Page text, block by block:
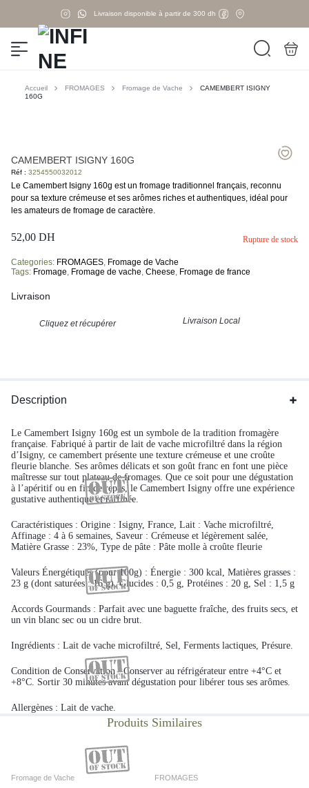
Livraison disponible à partir de 300 dh
Accueil FROMAGES Fromage de Vache
CAMEMBERT ISIGNY
160G
CAMEMBERT ISIGNY 160G
Réf : 3254550032012
Le Camembert Isigny 160g est un fromage traditionnel français, reconnu
pour sa texture crémeuse et ses arômes riches et authentiques, idéal pour
les amateurs de fromage de caractère.
52,00 DH Rupture de stock
Categories: FROMAGES, Fromage de Vache
Tags: Fromage, Fromage de vache, Cheese, Fromage de france
Livraison
Cliquez et récupérer Livraison Local
Description
Le Camembert Isigny 160g est un symbole de la tradition fromagère
française. Fabriqué à partir de lait de vache microfiltré dans la région
d’Isigny, ce camembert présente une texture crémeuse et une croûte
fleurie blanche. Ses arômes délicats et son goût franc en font une pièce
maîtresse sur tout plateau de fromages. Que ce soit pour une dégustation
à l’apéritif ou en fin de repas, le Camembert Isigny offre une expérience
gustative authentique et raffinée.
Caractéristiques : Origine : Isigny, France, Lait : Vache microfiltré,
Affinage : 4 à 6 semaines, Saveur : Crémeuse et légèrement salée,
Matière Grasse : 23%, Type de pâte : Pâte molle à croûte fleurie
Valeurs Énergétiques (pour 100g) : Énergie : 300 kcal, Matières grasses :
23 g (dont saturées : 16 g), Glucides : 0,5 g, Protéines : 20 g, Sel : 1,5 g
Accords Gourmands : Parfait avec une baguette fraîche, des fruits secs, et
un vin blanc sec ou un cidre brut.
Ingrédients : Lait de vache microfiltré, Sel, Ferments lactiques, Présure.
Condition de Conservation :Conserver au réfrigérateur entre +4°C et
+8°C. Sortir 30 minutes avant dégustation pour libérer tous ses arômes.
Allergènes : Lait de vache.
Fromage de Vache FROMAGES